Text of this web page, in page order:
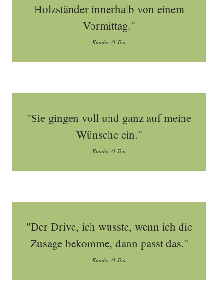
Holzständer innerhalb von einem
Vormittag."
Kunden O-Ton
"Sie gingen voll und ganz auf meine
Wünsche ein."
Kunden O-Ton
"Der Drive, ich wusste, wenn ich die
Zusage bekomme, dann passt das."
Kunden O-Ton